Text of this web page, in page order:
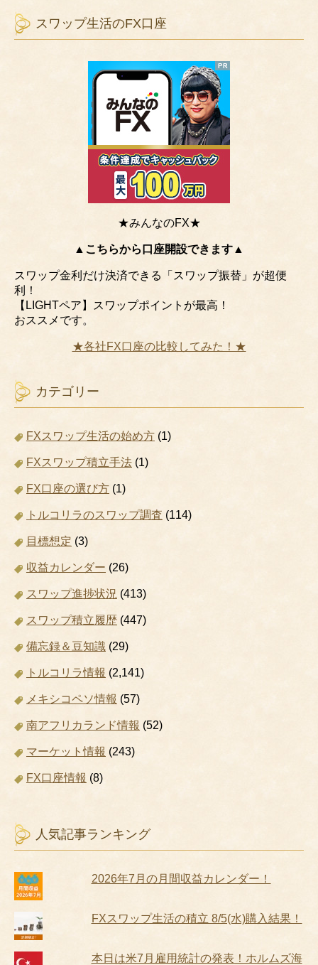
スワップ生活のFX口座
★みんなのFX★
▲こちらから口座開設できます▲
スワップ金利だけ決済できる「スワップ振替」が超便
利！
【LIGHTペア】スワップポイントが最高！
おススメです。
★各社FX口座の比較してみた！★
カテゴリー
FXスワップ生活の始め方 (1)
FXスワップ積立手法 (1)
FX口座の選び方 (1)
トルコリラのスワップ調査 (114)
目標想定 (3)
収益カレンダー (26)
スワップ進捗状況 (413)
スワップ積立履歴 (447)
備忘録＆豆知識 (29)
トルコリラ情報 (2,141)
メキシコペソ情報 (57)
南アフリカランド情報 (52)
マーケット情報 (243)
FX口座情報 (8)
人気記事ランキング
2026年7月の月間収益カレンダー！
FXスワップ生活の積立 8/5(水)購入結果！
本日は米7月雇用統計の発表！ホルムズ海